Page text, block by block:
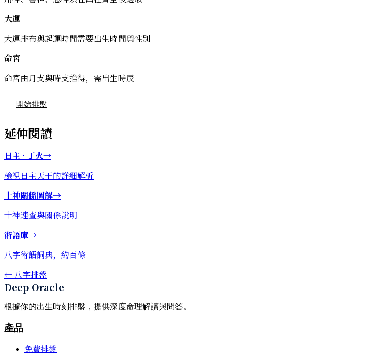
大運
大運排布與起運時間需要出生時間與性別
命宮
命宮由月支與時支推得，需出生時辰
開始排盤
延伸閱讀
日主 · 丁火→
檢視日主天干的詳細解析
十神關係圖解→
十神速查與關係說明
術語庫→
八字術語詞典，約百條
← 八字排盤
Deep Oracle
根據你的出生時刻排盤，提供深度命理解讀與問答。
產品
免費排盤